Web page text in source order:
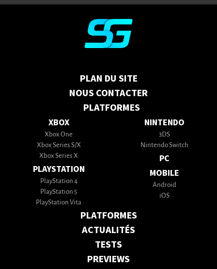
PLAN DU SITE
NOUS CONTACTER
PLATFORMES
XBOX
Xbox One
Xbox Series S/X
Xbox Series X
PLAYSTATION
PlayStation 4
PlayStation 5
PlayStation Vita
NINTENDO
3DS
Nintendo Switch
PC
MOBILE
Android
iOS
PLATFORMES
ACTUALITÉS
TESTS
PREVIEWS